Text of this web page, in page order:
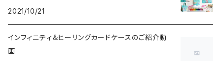
2021/10/21
インフィニティ＆ヒーリングカードケースのご紹介動
画